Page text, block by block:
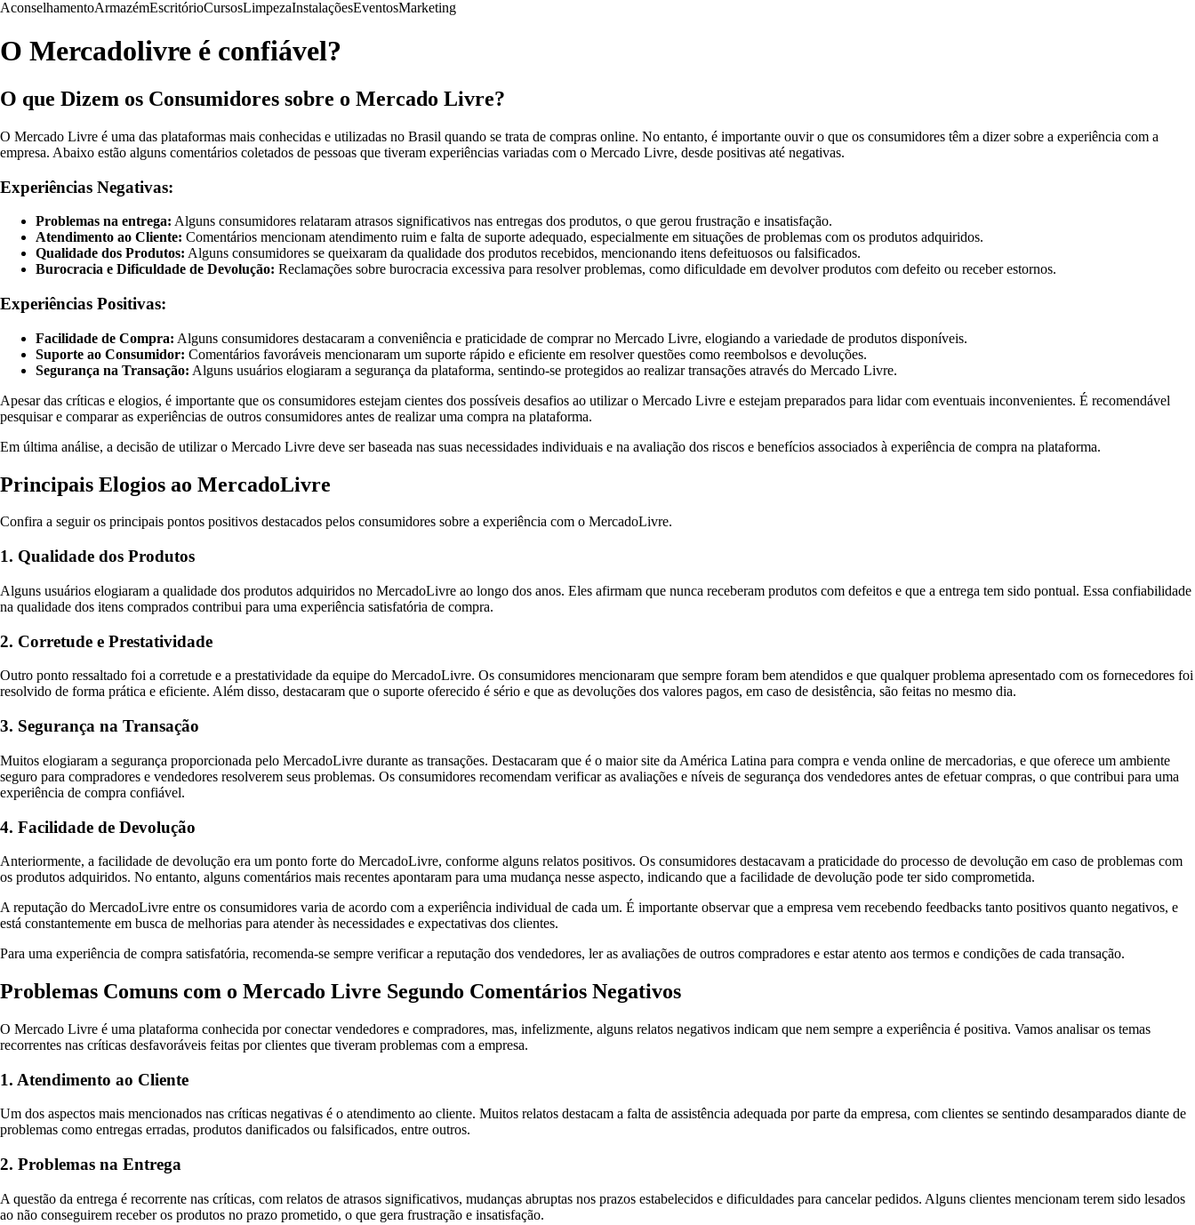
AconselhamentoArmazémEscritórioCursosLimpezaInstalaçõesEventosMarketing
O Mercadolivre é confiável?
O que Dizem os Consumidores sobre o Mercado Livre?
O Mercado Livre é uma das plataformas mais conhecidas e utilizadas no Brasil quando se trata de compras online. No entanto, é importante ouvir o que os consumidores têm a dizer sobre a experiência com a
empresa. Abaixo estão alguns comentários coletados de pessoas que tiveram experiências variadas com o Mercado Livre, desde positivas até negativas.
Experiências Negativas:
Problemas na entrega: Alguns consumidores relataram atrasos significativos nas entregas dos produtos, o que gerou frustração e insatisfação.
Atendimento ao Cliente: Comentários mencionam atendimento ruim e falta de suporte adequado, especialmente em situações de problemas com os produtos adquiridos.
Qualidade dos Produtos: Alguns consumidores se queixaram da qualidade dos produtos recebidos, mencionando itens defeituosos ou falsificados.
Burocracia e Dificuldade de Devolução: Reclamações sobre burocracia excessiva para resolver problemas, como dificuldade em devolver produtos com defeito ou receber estornos.
Experiências Positivas:
Facilidade de Compra: Alguns consumidores destacaram a conveniência e praticidade de comprar no Mercado Livre, elogiando a variedade de produtos disponíveis.
Suporte ao Consumidor: Comentários favoráveis mencionaram um suporte rápido e eficiente em resolver questões como reembolsos e devoluções.
Segurança na Transação: Alguns usuários elogiaram a segurança da plataforma, sentindo-se protegidos ao realizar transações através do Mercado Livre.
Apesar das críticas e elogios, é importante que os consumidores estejam cientes dos possíveis desafios ao utilizar o Mercado Livre e estejam preparados para lidar com eventuais inconvenientes. É recomendável
pesquisar e comparar as experiências de outros consumidores antes de realizar uma compra na plataforma.
Em última análise, a decisão de utilizar o Mercado Livre deve ser baseada nas suas necessidades individuais e na avaliação dos riscos e benefícios associados à experiência de compra na plataforma.
Principais Elogios ao MercadoLivre
Confira a seguir os principais pontos positivos destacados pelos consumidores sobre a experiência com o MercadoLivre.
1. Qualidade dos Produtos
Alguns usuários elogiaram a qualidade dos produtos adquiridos no MercadoLivre ao longo dos anos. Eles afirmam que nunca receberam produtos com defeitos e que a entrega tem sido pontual. Essa confiabilidade
na qualidade dos itens comprados contribui para uma experiência satisfatória de compra.
2. Corretude e Prestatividade
Outro ponto ressaltado foi a corretude e a prestatividade da equipe do MercadoLivre. Os consumidores mencionaram que sempre foram bem atendidos e que qualquer problema apresentado com os fornecedores foi
resolvido de forma prática e eficiente. Além disso, destacaram que o suporte oferecido é sério e que as devoluções dos valores pagos, em caso de desistência, são feitas no mesmo dia.
3. Segurança na Transação
Muitos elogiaram a segurança proporcionada pelo MercadoLivre durante as transações. Destacaram que é o maior site da América Latina para compra e venda online de mercadorias, e que oferece um ambiente
seguro para compradores e vendedores resolverem seus problemas. Os consumidores recomendam verificar as avaliações e níveis de segurança dos vendedores antes de efetuar compras, o que contribui para uma
experiência de compra confiável.
4. Facilidade de Devolução
Anteriormente, a facilidade de devolução era um ponto forte do MercadoLivre, conforme alguns relatos positivos. Os consumidores destacavam a praticidade do processo de devolução em caso de problemas com
os produtos adquiridos. No entanto, alguns comentários mais recentes apontaram para uma mudança nesse aspecto, indicando que a facilidade de devolução pode ter sido comprometida.
A reputação do MercadoLivre entre os consumidores varia de acordo com a experiência individual de cada um. É importante observar que a empresa vem recebendo feedbacks tanto positivos quanto negativos, e
está constantemente em busca de melhorias para atender às necessidades e expectativas dos clientes.
Para uma experiência de compra satisfatória, recomenda-se sempre verificar a reputação dos vendedores, ler as avaliações de outros compradores e estar atento aos termos e condições de cada transação.
Problemas Comuns com o Mercado Livre Segundo Comentários Negativos
O Mercado Livre é uma plataforma conhecida por conectar vendedores e compradores, mas, infelizmente, alguns relatos negativos indicam que nem sempre a experiência é positiva. Vamos analisar os temas
recorrentes nas críticas desfavoráveis feitas por clientes que tiveram problemas com a empresa.
1. Atendimento ao Cliente
Um dos aspectos mais mencionados nas críticas negativas é o atendimento ao cliente. Muitos relatos destacam a falta de assistência adequada por parte da empresa, com clientes se sentindo desamparados diante de
problemas como entregas erradas, produtos danificados ou falsificados, entre outros.
2. Problemas na Entrega
A questão da entrega é recorrente nas críticas, com relatos de atrasos significativos, mudanças abruptas nos prazos estabelecidos e dificuldades para cancelar pedidos. Alguns clientes mencionam terem sido lesados
ao não conseguirem receber os produtos no prazo prometido, o que gera frustração e insatisfação.